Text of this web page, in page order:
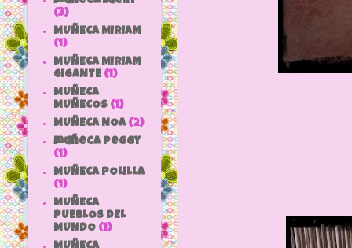
(3)
MUÑECA MIRIAM
(1)
MUÑECA MIRIAM
GIGANTE (1)
MUÑECA
MUÑECOS (1)
MUÑECA NOA (2)
muñeca peggy
(1)
MUÑECA POLILLA
(1)
MUÑECA
PUEBLOS DEL
MUNDO (1)